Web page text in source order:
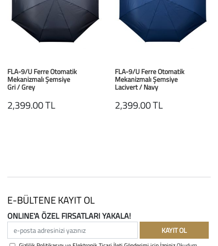
FLA-9/U Ferre Otomatik
Mekanizmalı Şemsiye
Gri / Grey
2,399.00 TL
FLA-9/U Ferre Otomatik
Mekanizmalı Şemsiye
Lacivert / Navy
2,399.00 TL
E-BÜLTENE KAYIT OL
ONLINE'A ÖZEL FIRSATLARI YAKALA!
e-posta adresinizi yazınız
KAYIT OL